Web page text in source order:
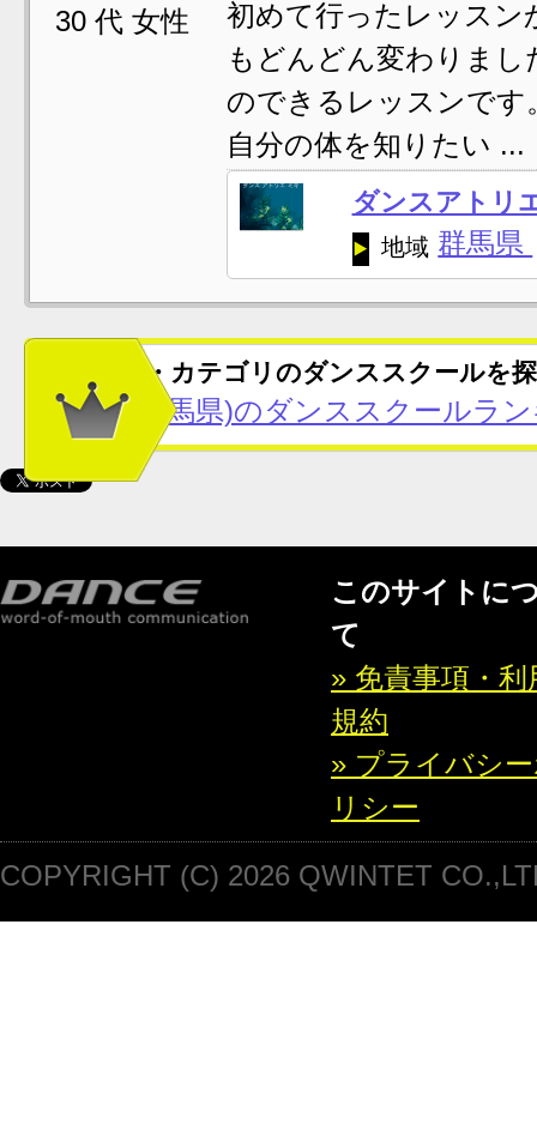
30 代 女性
初めて行ったレッスン
もどんどん変わりま
のできるレッスンで
自分の体を知りたい ...
ダンスアトリ
地域 群馬県
この地域・カテゴリのダンススクールを
太田市(群馬県)のダンススクールラ
このサイトに
て
» 免責事項・利
規約
» プライバシ
リシー
COPYRIGHT (C) 2026 QWINTET